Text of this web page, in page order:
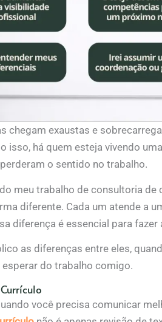
chegam exaustas e
isso, há quem esteja vivendo
o sentido no trabalho.
meu trabalho de consultoria
diferente. Cada um atende a
diferença é essencial para
as diferenças entre eles,
do trabalho comigo.
você precisa comunicar